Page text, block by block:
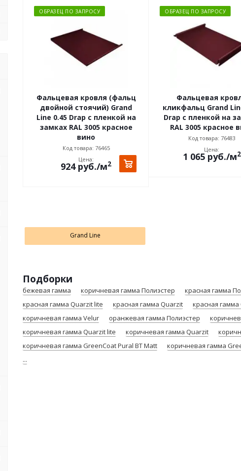
ОБРАЗЕЦ ПО ЗАПРОСУ
Фальцевая кровля (фальц
двойной стоячий) Grand
Line 0.45 Drap с пленкой на
замках RAL 3005 красное
вино
Код товара: 76465
Цена:
924руб./м2
ОБРАЗЕЦ ПО ЗАПРОСУ
Фальцевая
кликфальц Grand
Drap с пленкой на
RAL 3005 красное
Код товара: 76483
Цена:
1 065руб./м2
Grand Line
Подборки
бежевая гамма коричневая гамма Полиэстер красная гамма
красная гамма Quarzit lite
красная гамма Quarzit красная гамма
коричневая гамма Velur
оранжевая гамма Полиэстер
коричневая гамма Quarzit lite
коричневая гамма Quarzit
коричневая гамма GreenCoat Pural BT Matt
коричневая гамма
...